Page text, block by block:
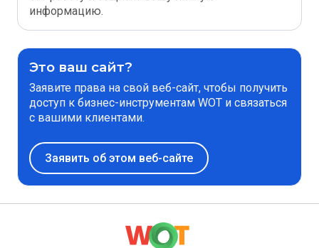
информацию.
Это ваш сайт?
Заявите права на свой веб-сайт, чтобы получить
доступ к бизнес-инструментам WOT и связаться
с вашими клиентами.
Заявить об этом веб-сайте